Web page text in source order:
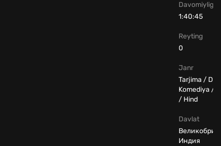
Janr
Tarjima /
Komediya /
/ Hind
Davomiyligi
1:40:45
Davlat
Индия
Reyting
0